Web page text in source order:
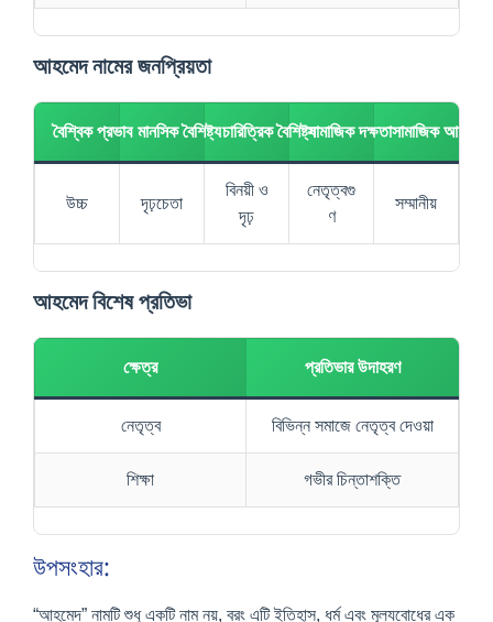
আহমেদ নামের জনপ্রিয়তা
বৈশ্বিক প্রভাব মানসিক বৈশিষ্ট্যচারিত্রিক বৈশিষ্ট্যসামাজিক দক্ষতাসামাজিক আচরণ
উচ্চ দৃঢ়চেতা
বিনয়ী ও
দৃঢ়
নেতৃত্বগু
ণ
সম্মানীয়
আহমেদ বিশেষ প্রতিভা
ক্ষেত্র প্রতিভার উদাহরণ
নেতৃত্ব বিভিন্ন সমাজে নেতৃত্ব দেওয়া
শিক্ষা গভীর চিন্তাশক্তি
উপসংহার:
“আহমেদ” নামটি শুধু একটি নাম নয়, বরং এটি ইতিহাস, ধর্ম এবং মূল্যবোধের এক